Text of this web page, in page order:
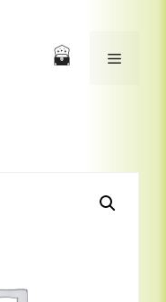
Menü